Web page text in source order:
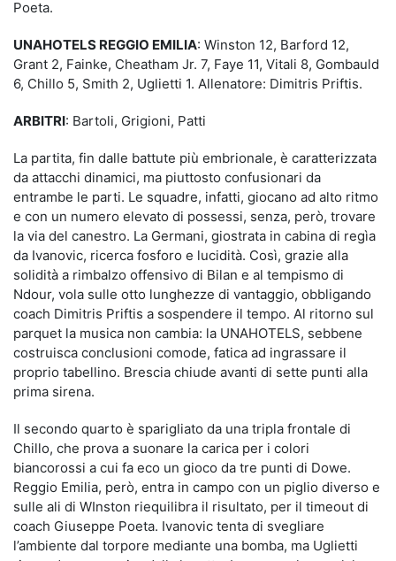
Poeta.
UNAHOTELS REGGIO EMILIA: Winston 12, Barford 12,
Grant 2, Fainke, Cheatham Jr. 7, Faye 11, Vitali 8, Gombauld
6, Chillo 5, Smith 2, Uglietti 1. Allenatore: Dimitris Priftis.
ARBITRI: Bartoli, Grigioni, Patti
La partita, fin dalle battute più embrionale, è caratterizzata
da attacchi dinamici, ma piuttosto confusionari da
entrambe le parti. Le squadre, infatti, giocano ad alto ritmo
e con un numero elevato di possessi, senza, però, trovare
la via del canestro. La Germani, giostrata in cabina di regìa
da Ivanovic, ricerca fosforo e lucidità. Così, grazie alla
solidità a rimbalzo offensivo di Bilan e al tempismo di
Ndour, vola sulle otto lunghezze di vantaggio, obbligando
coach Dimitris Priftis a sospendere il tempo. Al ritorno sul
parquet la musica non cambia: la UNAHOTELS, sebbene
costruisca conclusioni comode, fatica ad ingrassare il
proprio tabellino. Brescia chiude avanti di sette punti alla
prima sirena.
Il secondo quarto è sparigliato da una tripla frontale di
Chillo, che prova a suonare la carica per i colori
biancorossi a cui fa eco un gioco da tre punti di Dowe.
Reggio Emilia, però, entra in campo con un piglio diverso e
sulle ali di WInston riequilibra il risultato, per il timeout di
coach Giuseppe Poeta. Ivanovic tenta di svegliare
l’ambiente dal torpore mediante una bomba, ma Uglietti